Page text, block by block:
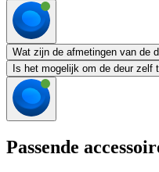
Wat zijn de afmetingen van de
Is het mogelijk om de deur zelf
Passende